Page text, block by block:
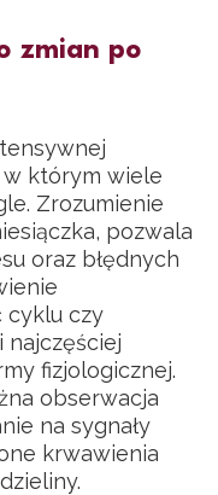
zmian po
którym wiele
Zrozumienie
pozwala
oraz błędnych
cyklu czy
fizjologicznej.
obserwacja
na sygnały
krwawienia